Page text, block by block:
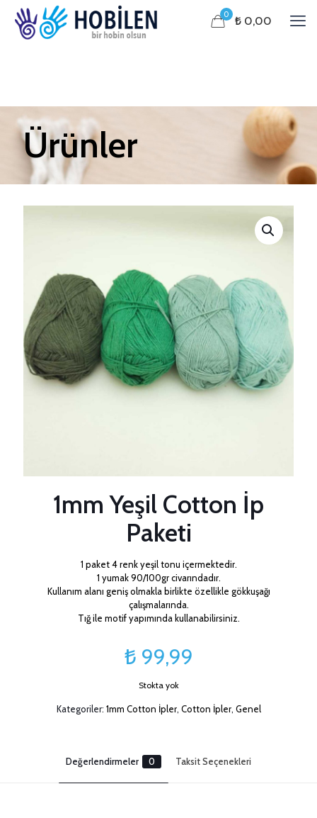
0 ₺ 0,00
Ürünler
1mm Yeşil Cotton İp
Paketi
1 paket 4 renk yeşil tonu içermektedir.
1 yumak 90/100gr civarındadır.
Kullanım alanı geniş olmakla birlikte özellikle gökkuşağı
çalışmalarında.
Tığ ile motif yapımında kullanabilirsiniz.
₺ 99,99
Stokta yok
Kategoriler: 1mm Cotton İpler, Cotton İpler, Genel
Değerlendirmeler 0 Taksit Seçenekleri